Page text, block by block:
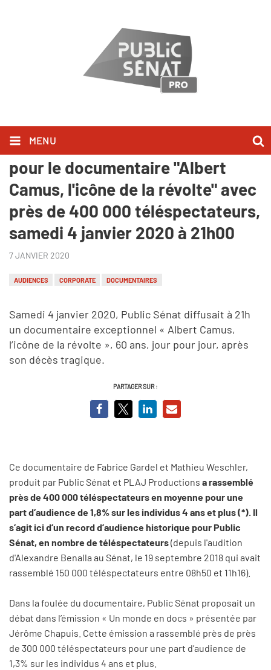
MENU
Record historique d'audience
pour le documentaire "Albert
Camus, l'icône de la révolte" avec
près de 400 000 téléspectateurs,
samedi 4 janvier 2020 à 21h00
7 JANVIER 2020
AUDIENCES CORPORATE DOCUMENTAIRES
Samedi 4 janvier 2020, Public Sénat diffusait à 21h
un documentaire exceptionnel « Albert Camus,
l’icône de la révolte », 60 ans, jour pour jour, après
son décès tragique.
PARTAGER SUR :
Ce documentaire de Fabrice Gardel et Mathieu Weschler,
produit par Public Sénat et PLAJ Productions a rassemblé
près de 400 000 téléspectateurs en moyenne pour une
part d’audience de 1,8% sur les individus 4 ans et plus (*). Il
s’agit ici d’un record d’audience historique pour Public
Sénat, en nombre de téléspectateurs(depuis l'audition
d'Alexandre Benalla au Sénat, le 19 septembre 2018 qui avait
rassemblé 150 000 téléspectateurs entre 08h50 et 11h16).
Dans la foulée du documentaire, Public Sénat proposait un
débat dans l’émission « Un monde en docs » présentée par
Jérôme Chapuis. Cette émission a rassemblé près de près
de 300 000 téléspectateurs pour une part d’audience de
1,3% sur les individus 4 ans et plus.